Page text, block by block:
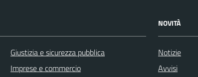
Giustizia e sicurezza pubblica
Imprese e commercio
NOVITÀ
Notizie
Avvisi